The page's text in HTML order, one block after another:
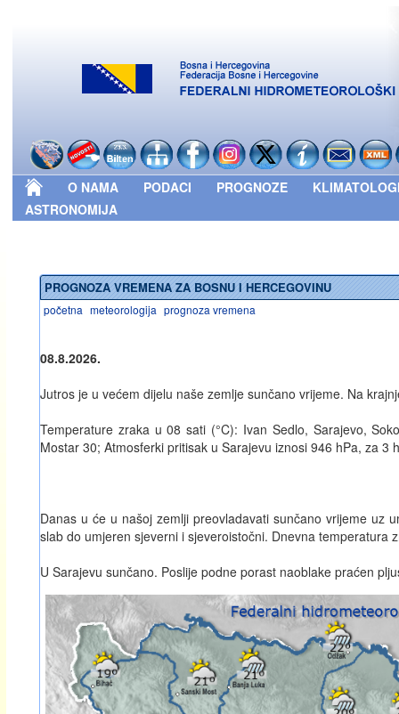
O NAMA PODACI PROGNOZE
ASTRONOMIJA
PROGNOZA VREMENA ZA BOSNU I HERCEGOVINU
početna meteorologija prognoza vremena
08.8.2026.
Jutros je u većem dijelu naše zemlje sunčano vrijeme. Na
Temperature zraka u 08 sati (°C): Ivan Sedlo, Sarajevo,
Mostar 30; Atmosferki pritisak u Sarajevu iznosi 946 hPa, za 3
Danas u će u našoj zemlji preovladavati sunčano vrijeme uz
slab do umjeren sjeverni i sjeveroistočni. Dnevna temperatura
U Sarajevu sunčano. Poslije podne porast naoblake praćen